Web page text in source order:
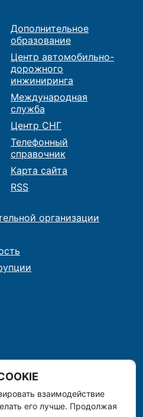
взаимодействие
его лучше. Продолжая
Дополнительное
образование
Центр автомобильно-
дорожного
инжиниринга
Международная
служба
Центр СНГ
Телефонный
справочник
Карта сайта
RSS
организации